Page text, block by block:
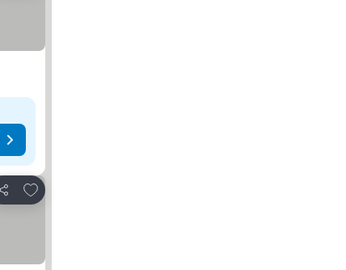
Κοινοποίηση
Προσθήκη στα αγαπημένα